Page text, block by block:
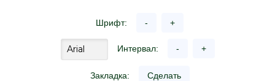
Шрифт: - +
Интервал: - +
Закладка: Сделать